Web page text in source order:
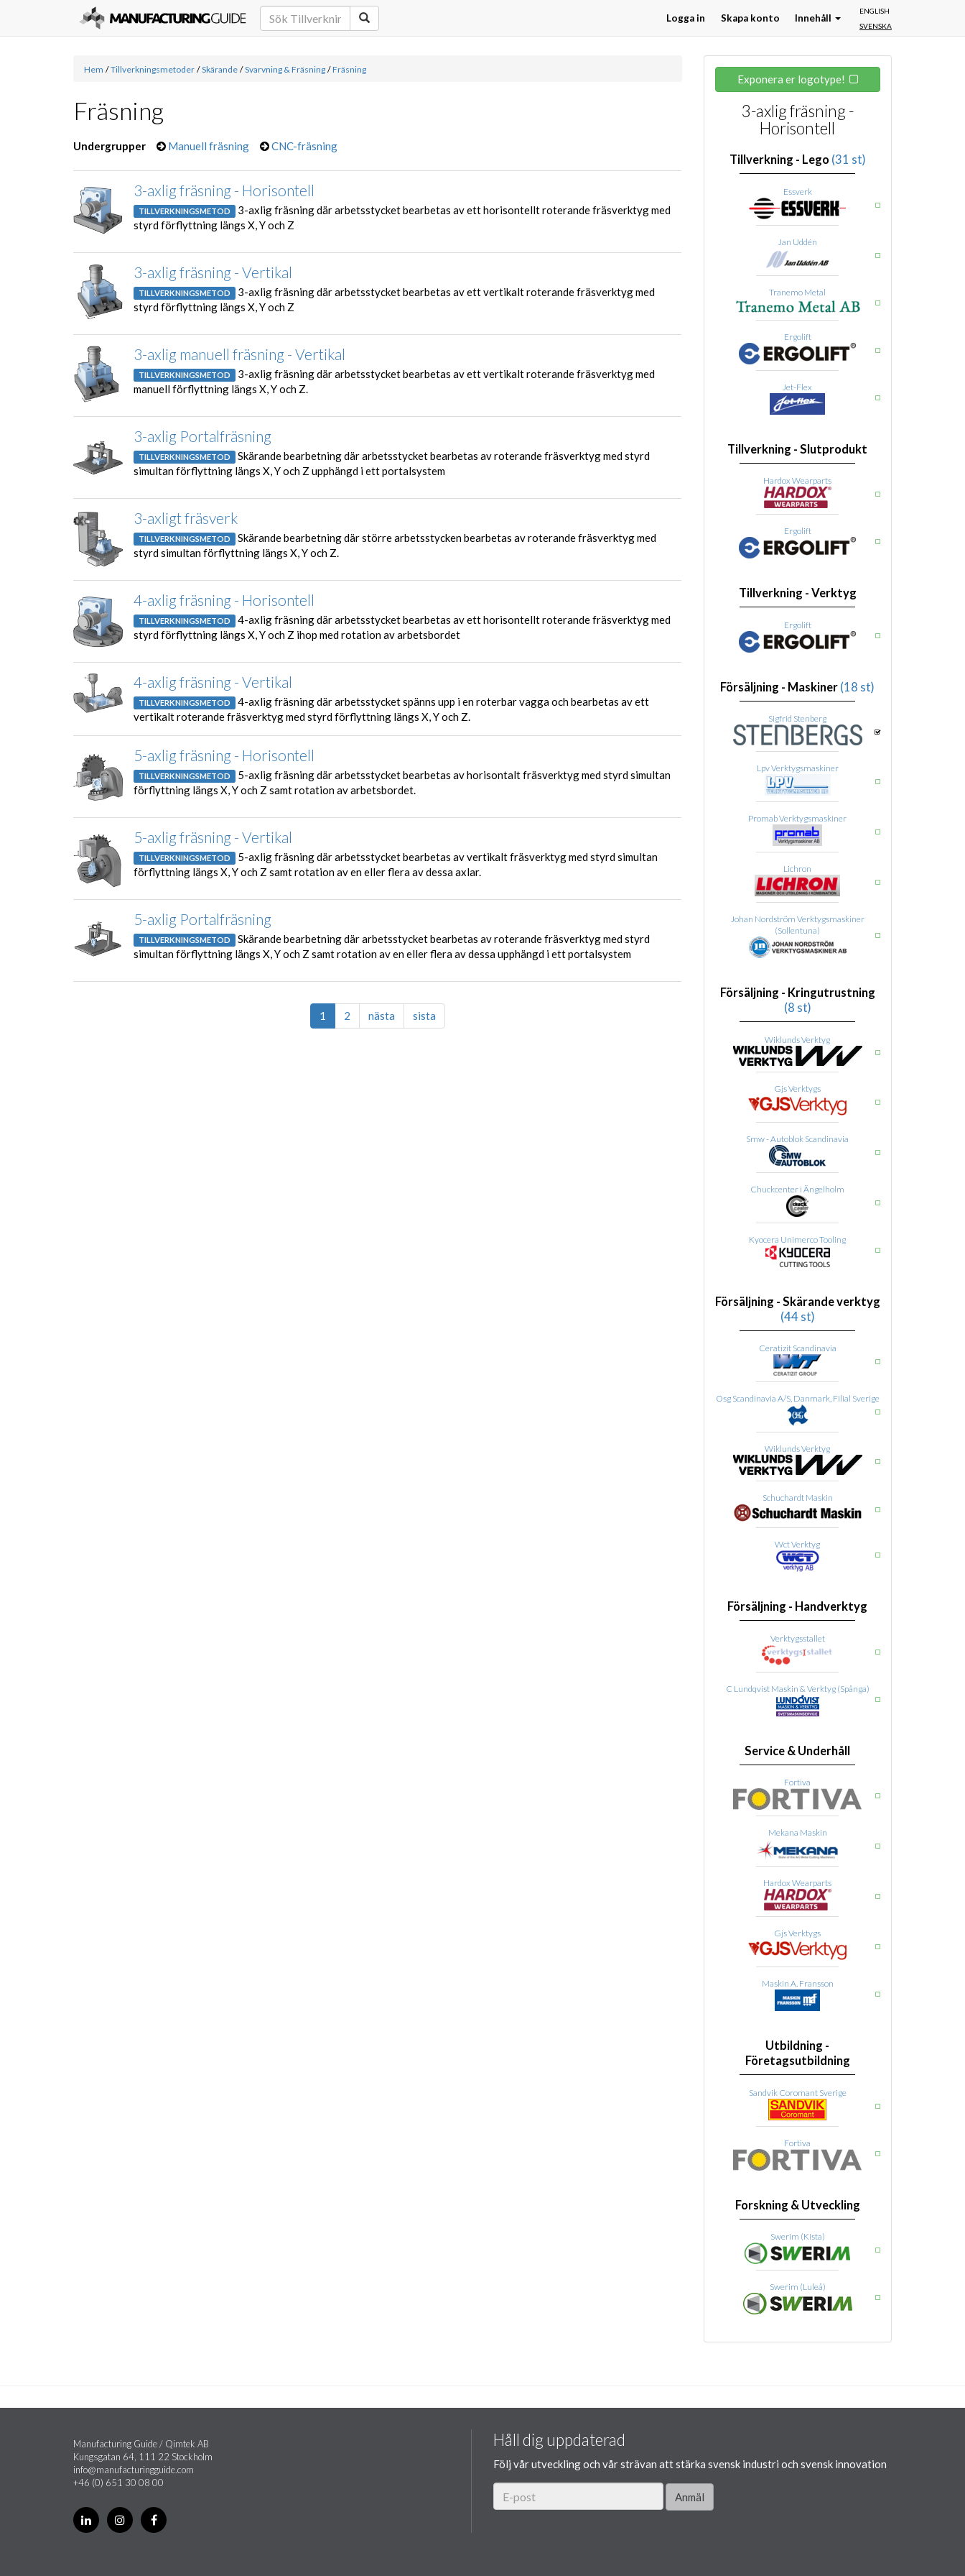
ENGLISH
SVENSKA
Logga in Skapa konto Innehåll
Hem / Tillverkningsmetoder / Skärande / Svarvning & Fräsning / Fräsning
Fräsning
Undergrupper Manuell fräsning CNC-fräsning
3-axlig fräsning - Horisontell
TILLVERKNINGSMETOD 3-axlig fräsning där arbetsstycket bearbetas av ett horisontellt roterande fräsverktyg med
styrd förflyttning längs X, Y och Z
3-axlig fräsning - Vertikal
TILLVERKNINGSMETOD 3-axlig fräsning där arbetsstycket bearbetas av ett vertikalt roterande fräsverktyg med
styrd förflyttning längs X, Y och Z
3-axlig manuell fräsning - Vertikal
TILLVERKNINGSMETOD 3-axlig fräsning där arbetsstycket bearbetas av ett vertikalt roterande fräsverktyg med
manuell förflyttning längs X, Y och Z.
3-axlig Portalfräsning
TILLVERKNINGSMETOD Skärande bearbetning där arbetsstycket bearbetas av roterande fräsverktyg med styrd
simultan förflyttning längs X, Y och Z upphängd i ett portalsystem
3-axligt fräsverk
TILLVERKNINGSMETOD Skärande bearbetning där större arbetsstycken bearbetas av roterande fräsverktyg med
styrd simultan förflyttning längs X, Y och Z.
4-axlig fräsning - Horisontell
TILLVERKNINGSMETOD 4-axlig fräsning där arbetsstycket bearbetas av ett horisontellt roterande fräsverktyg med
styrd förflyttning längs X, Y och Z ihop med rotation av arbetsbordet
4-axlig fräsning - Vertikal
TILLVERKNINGSMETOD 4-axlig fräsning där arbetsstycket spänns upp i en roterbar vagga och bearbetas av ett
vertikalt roterande fräsverktyg med styrd förflyttning längs X, Y och Z.
5-axlig fräsning - Horisontell
TILLVERKNINGSMETOD 5-axlig fräsning där arbetsstycket bearbetas av horisontalt fräsverktyg med styrd simultan
förflyttning längs X, Y och Z samt rotation av arbetsbordet.
5-axlig fräsning - Vertikal
TILLVERKNINGSMETOD 5-axlig fräsning där arbetsstycket bearbetas av vertikalt fräsverktyg med styrd simultan
förflyttning längs X, Y och Z samt rotation av en eller flera av dessa axlar.
5-axlig Portalfräsning
TILLVERKNINGSMETOD Skärande bearbetning där arbetsstycket bearbetas av roterande fräsverktyg med styrd
simultan förflyttning längs X, Y och Z samt rotation av en eller flera av dessa upphängd i ett portalsystem
1 2 nästa sista
Exponera er logotype!
3-axlig fräsning -
Horisontell
Tillverkning - Lego (31 st)
Essverk
Jan Uddén
Tranemo Metal
Ergolift
Jet-Flex
Tillverkning - Slutprodukt
Hardox Wearparts
Ergolift
Tillverkning - Verktyg
Ergolift
Försäljning - Maskiner (18 st)
Sigfrid Stenberg
Lpv Verktygsmaskiner
Promab Verktygsmaskiner
Lichron
Johan Nordström Verktygsmaskiner
(Sollentuna)
Försäljning - Kringutrustning
(8 st)
Wiklunds Verktyg
Gjs Verktygs
Smw - Autoblok Scandinavia
Chuckcenter i Ängelholm
Kyocera Unimerco Tooling
Försäljning - Skärande verktyg
(44 st)
Ceratizit Scandinavia
Osg Scandinavia A/S, Danmark, Filial Sverige
Wiklunds Verktyg
Schuchardt Maskin
Wct Verktyg
Försäljning - Handverktyg
Verktygsstallet
C Lundqvist Maskin & Verktyg (Spånga)
Service & Underhåll
Fortiva
Mekana Maskin
Hardox Wearparts
Gjs Verktygs
Maskin A. Fransson
Utbildning -
Företagsutbildning
Sandvik Coromant Sverige
Fortiva
Forskning & Utveckling
Swerim (Kista)
Swerim (Luleå)
Manufacturing Guide / Qimtek AB
Kungsgatan 64, 111 22 Stockholm
info@manufacturingguide.com
+46 (0) 651 30 08 00
Håll dig uppdaterad
Följ vår utveckling och vår strävan att stärka svensk industri och svensk innovation
Anmäl